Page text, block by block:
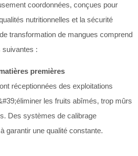
coordonnées, conçues pour
nutritionnelles et la sécurité
transformation de mangues comprend
suivantes :
premières
réceptionnées des exploitations
les fruits abîmés, trop mûrs
Des systèmes de calibrage
garantir une qualité constante.